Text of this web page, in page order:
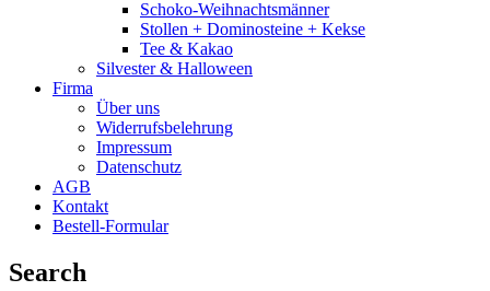
Schoko-Weihnachtsmänner
Stollen + Dominosteine + Kekse
Tee & Kakao
Silvester & Halloween
Firma
Über uns
Widerrufsbelehrung
Impressum
Datenschutz
AGB
Kontakt
Bestell-Formular
Search